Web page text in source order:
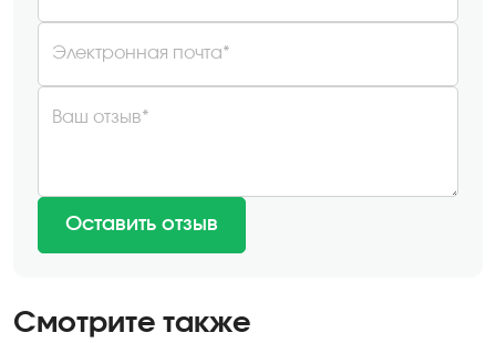
Электронная почта*
Ваш отзыв*
Оставить отзыв
Смотрите также